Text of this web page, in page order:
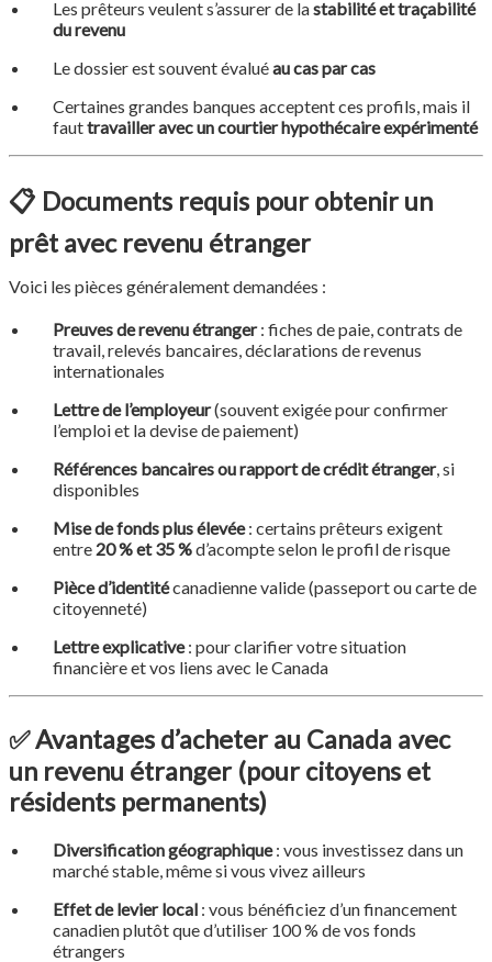
Les prêteurs veulent s’assurer de lastabilité et traçabilité
du revenu
Le dossier est souvent évaluéau cas par cas
Certaines grandes banques acceptent ces profils, mais il
fauttravailler avec un courtier hypothécaire expérimenté
📋 Documents requis pour obtenir un
prêt avec revenu étranger
Voici les pièces généralement demandées :
Preuves de revenu étranger: fiches de paie, contrats de
travail, relevés bancaires, déclarations de revenus
internationales
Lettre de l’employeur(souvent exigée pour confirmer
l’emploi et la devise de paiement)
Références bancaires ou rapport de crédit étranger, si
disponibles
Mise de fonds plus élevée: certains prêteurs exigent
entre 20 % et 35 %d’acompte selon le profil de risque
Pièce d’identitécanadienne valide (passeport ou carte de
citoyenneté)
Lettre explicative: pour clarifier votre situation
financière et vos liens avec le Canada
✅Avantages d’acheter au Canada avec
un revenu étranger (pour citoyens et
résidents permanents)
Diversification géographique: vous investissez dans un
marché stable, même si vous vivez ailleurs
Effet de levier local : vous bénéficiez d’un financement
canadien plutôt que d’utiliser 100 % de vos fonds
étrangers